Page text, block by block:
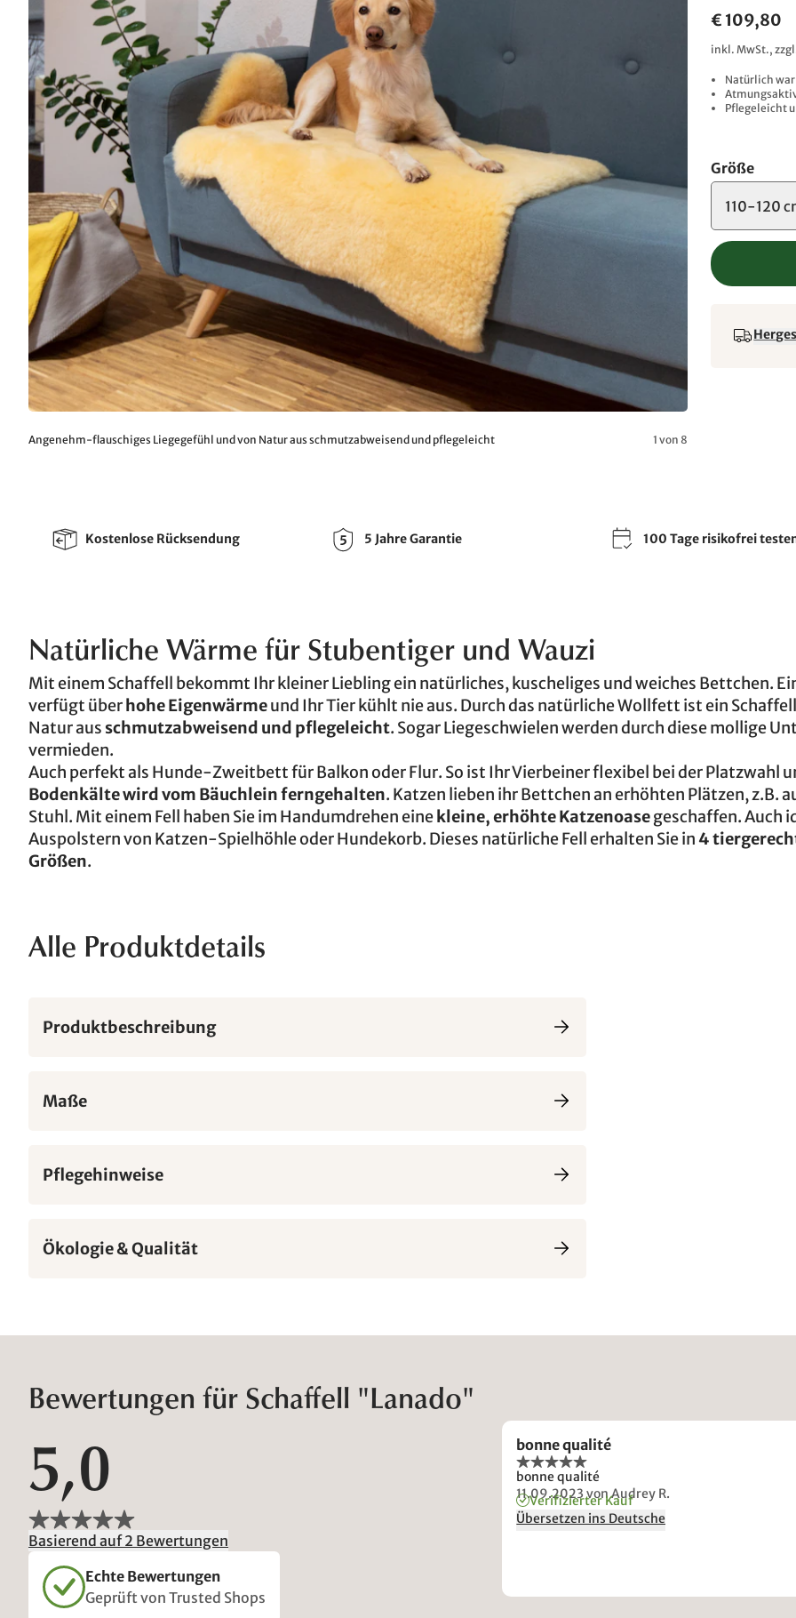
Angenehm-flauschiges Liegegefühl und von Natur aus schmutzabweisend und pflegeleicht 1 von 8
€ 109,80
inkl. MwSt.,
Natürlich
Pflegeleicht
Größe
110-120
Kostenlose Rücksendung 5 Jahre Garantie 100 Tage risikofrei
Natürliche Wärme für Stubentiger und Wauzi
Mit einem Schaffell bekommt Ihr kleiner Liebling ein natürliches, kuscheliges und weiches Bettchen.
verfügt überhohe Eigenwärmeund Ihr Tier kühlt nie aus. Durch das natürliche Wollfett ist ein
Natur aus schmutzabweisend und pflegeleicht. Sogar Liegeschwielen werden durch diese mollige
vermieden.
Auch perfekt als Hunde-Zweitbett für Balkon oder Flur. So ist Ihr Vierbeiner flexibel bei der Platzwahl
Bodenkälte wird vom Bäuchlein ferngehalten. Katzen lieben ihr Bettchen an erhöhten Plätzen, z.B.
Stuhl. Mit einem Fell haben Sie im Handumdrehen einekleine, erhöhte Katzenoasegeschaffen. Auch
Auspolstern von Katzen-Spielhöhle oder Hundekorb. Dieses natürliche Fell erhalten Sie in 4
Größen.
Alle Produktdetails
Produktbeschreibung
Maße
Pflegehinweise
Ökologie & Qualität
Bewertungen für Schaffell "Lanado"
5,0
Basierend auf 2 Bewertungen
Echte Bewertungen
Geprüft von Trusted Shops
bonne qualité
bonne qualité
11.09.2023von Audrey R.
Verifizierter Kauf
Übersetzen ins Deutsche